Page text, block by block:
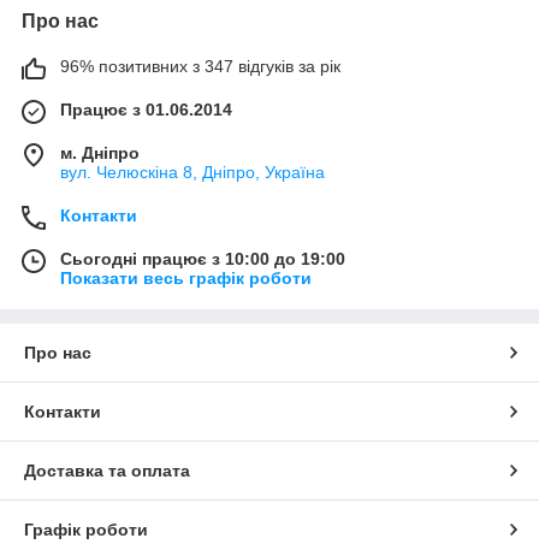
Про нас
96% позитивних з 347 відгуків за рік
Працює з 01.06.2014
м. Дніпро
вул. Челюскіна 8, Дніпро, Україна
Контакти
Сьогодні працює з 10:00 до 19:00
Показати весь графік роботи
Про нас
Контакти
Доставка та оплата
Графік роботи